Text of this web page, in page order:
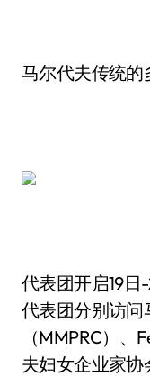
马尔代夫传统的
代表团开启19
代表团分别访问
（MMPRC）
夫妇女企业家协